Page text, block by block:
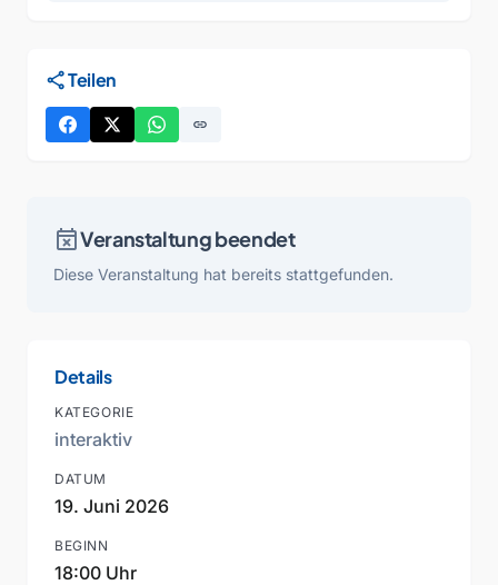
shareTeilen
link
event_busyVeranstaltung beendet
Diese Veranstaltung hat bereits stattgefunden.
Details
KATEGORIE
interaktiv
DATUM
19. Juni 2026
BEGINN
18:00 Uhr